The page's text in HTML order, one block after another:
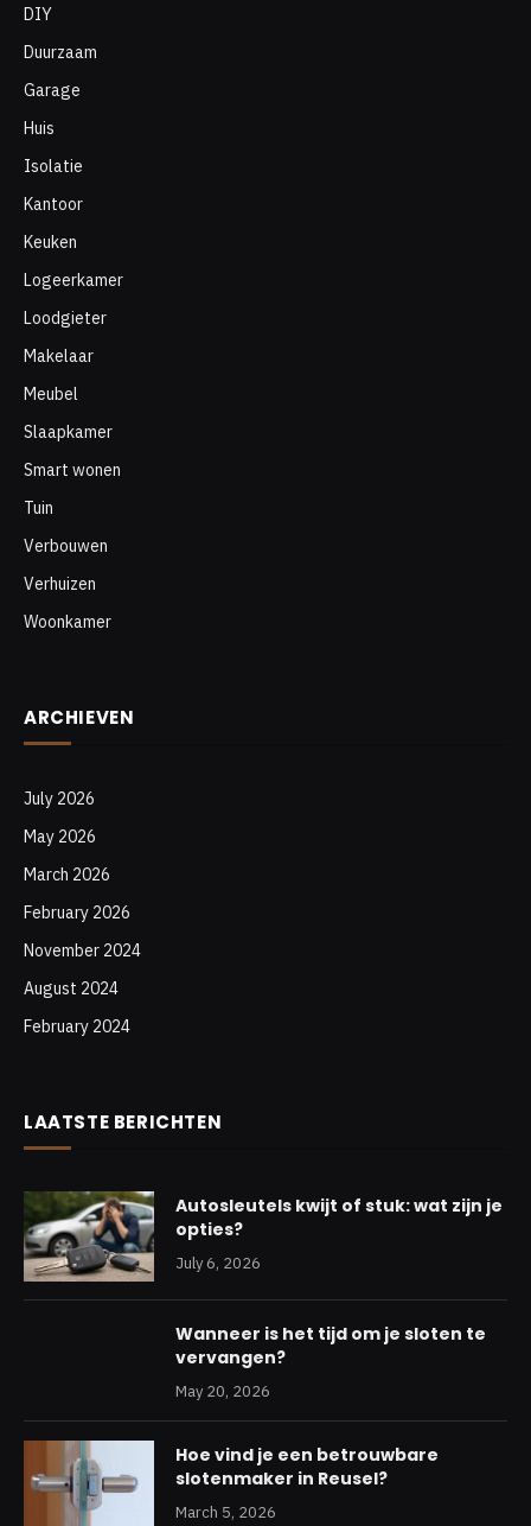
DIY
Duurzaam
Garage
Huis
Isolatie
Kantoor
Keuken
Logeerkamer
Loodgieter
Makelaar
Meubel
Slaapkamer
Smart wonen
Tuin
Verbouwen
Verhuizen
Woonkamer
ARCHIEVEN
July 2026
May 2026
March 2026
February 2026
November 2024
August 2024
February 2024
LAATSTE BERICHTEN
Autosleutels kwijt of stuk: wat zijn je
opties?
July 6, 2026
Wanneer is het tijd om je sloten te
vervangen?
May 20, 2026
Hoe vind je een betrouwbare
slotenmaker in Reusel?
March 5, 2026